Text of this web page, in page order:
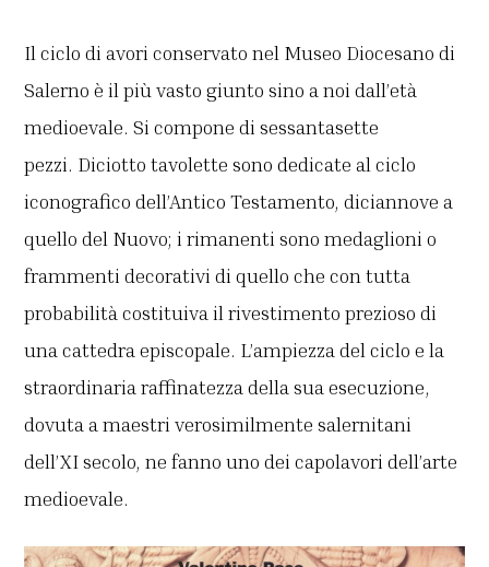
Il ciclo di avori conservato nel Museo Diocesano di
Salerno è il più vasto giunto sino a noi dall’età
medioevale. Si compone di sessantasette
pezzi. Diciotto tavolette sono dedicate al ciclo
iconografico dell’Antico Testamento, diciannove a
quello del Nuovo; i rimanenti sono medaglioni o
frammenti decorativi di quello che con tutta
probabilità costituiva il rivestimento prezioso di
una cattedra episcopale. L’ampiezza del ciclo e la
straordinaria raffinatezza della sua esecuzione,
dovuta a maestri verosimilmente salernitani
dell’XI secolo, ne fanno uno dei capolavori dell’arte
medioevale.